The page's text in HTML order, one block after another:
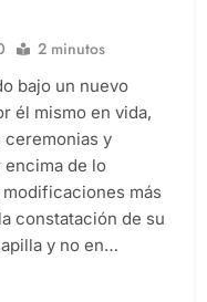
2 minutos
bajo un nuevo
él mismo en vida,
y
de lo
más
constatación de su
y no en…